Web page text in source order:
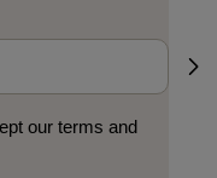
our terms and